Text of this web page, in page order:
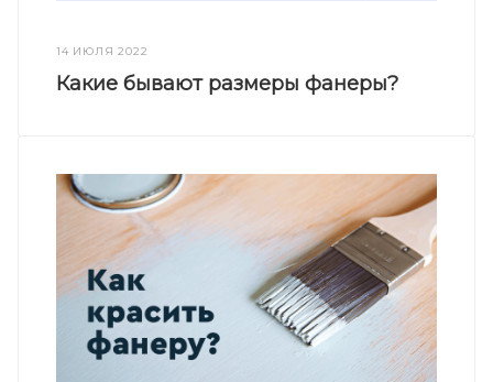
14 ИЮЛЯ 2022
Какие бывают размеры фанеры?